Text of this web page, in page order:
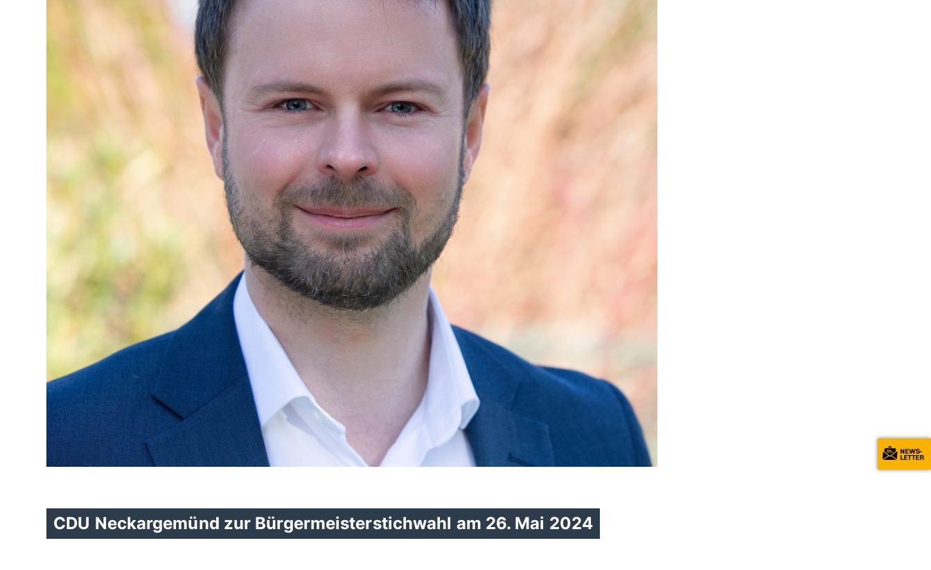
CDU Neckargemünd zur Bürgermeisterstichwahl am 26. Mai 2024